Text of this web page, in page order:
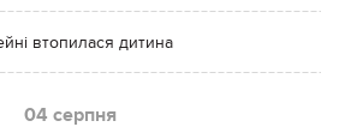
втопилася дитина
04 серпня